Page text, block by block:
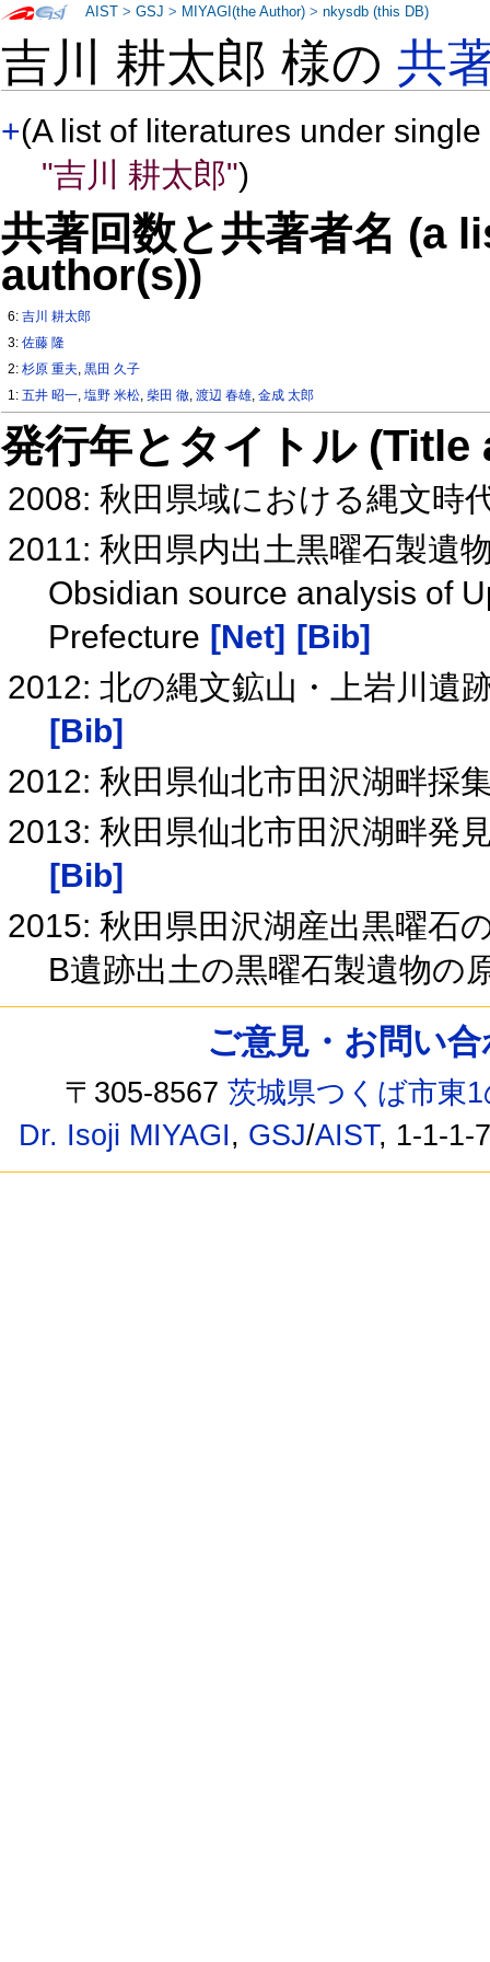
吉川 耕太郎 様の共
+(A list of literatures under
"吉川 耕太郎")
共著回数と共著者名 (a
author(s))
6:吉川 耕太郎
3:佐藤 隆
2:杉原 重夫,黒田 久子
1:五井 昭一,塩野 米松,柴田 徹,渡辺 春雄,金成 太郎
発行年とタイトル
2008: 秋田県域における縄文時
2011: 秋田県内出土黒曜石製遺
Obsidian source analysis of
Prefecture [Net]
[Bib]
2012: 北の縄文鉱山・上岩川遺
[Bib]
2012: 秋田県仙北市田沢湖畔採
2013: 秋田県仙北市田沢湖畔発
[Bib]
2015: 秋田県田沢湖産出黒曜石
B遺跡出土の黒曜石製遺物の
AIST >GSJ > MIYAGI(the Author) >nkysdb (this DB)
ご意見・お問い
〒305-8567茨城県つくば市東
Dr. Isoji MIYAGI, GSJ/AIST, 1-1-1-